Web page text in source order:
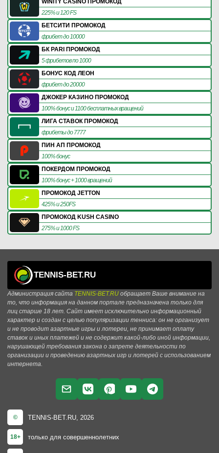
WINITY CASINO ПРОМОКОД
225% и 120 FS
БЕТСИТИ ПРОМОКОД
фрибет до 10000
БК PARI ПРОМОКОД
5 фрибетов по 1000
БОНУС КОД ЛЕОН
фрибет до 20000
ДЖОКЕР КАЗИНО ПРОМОКОД
100% бонус и 1100 бесплатных вращений
ЛИГА СТАВОК ПРОМОКОД
фрибеты до 7777
ПИН АП ПРОМОКОД
100% бонус
ПОКЕРДОМ ПРОМОКОД
100% бонус + 1000 вращений
ПРОМОКОД JETTON
425% и 250FS
ПРОМОКОД KUSH CASINO
275% и 1000 FS
TENNIS-BET.RU
Администрация сайта TENNIS-BET.RU обращает Ваше внимание на
то, что информация на данном портале предназначена только для
лиц старше 18 лет. Сайт имеет исключительно информационный
характер и создан с целью популяризации тенниса: он не организует
и не проводит азартные игры и лотереи, не принимает оплату
ставок и иных платежей и не содержит какой-либо иной информации,
нарушающей требования закона о запрете деятельности по
организации и проведению азартных игр и лотерей с использованием
интернета.
© TENNIS-BET.RU, 2026
18+ только для совершеннолетних